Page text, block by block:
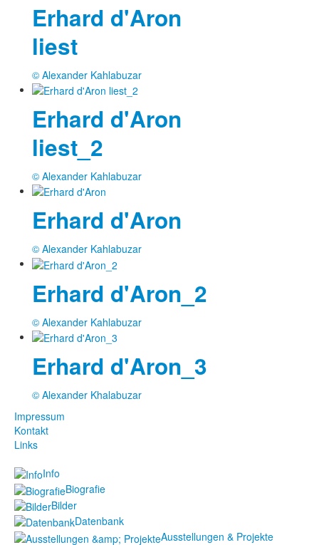
Erhard d'Aron
liest
© Alexander Kahlabuzar
Erhard d'Aron
liest_2
© Alexander Kahlabuzar
Erhard d'Aron
© Alexander Kahlabuzar
Erhard d'Aron_2
© Alexander Kahlabuzar
Erhard d'Aron_3
© Alexander Khalabuzar
Impressum
Kontakt
Links
Info
Biografie
Bilder
Datenbank
Ausstellungen & Projekte